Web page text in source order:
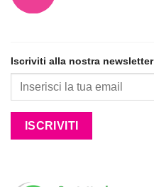
Iscriviti alla nostra newsletter